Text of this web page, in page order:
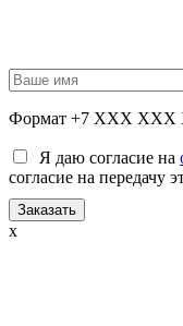
Формат +7 XXX XXX
Я даю согласие на
согласие на передачу
x